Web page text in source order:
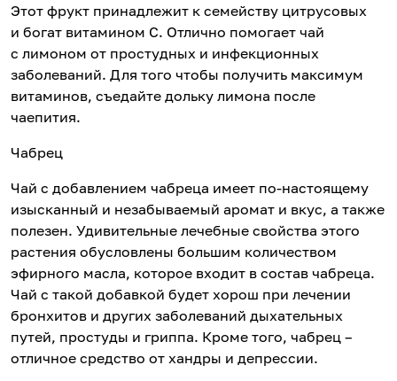
Этот фрукт принадлежит к семейству цитрусовых
и богат витамином С. Отлично помогает чай
с лимоном от простудных и инфекционных
заболеваний. Для того чтобы получить максимум
витаминов, съедайте дольку лимона после
чаепития.
Чабрец
Чай с добавлением чабреца имеет по-настоящему
изысканный и незабываемый аромат и вкус, а также
полезен. Удивительные лечебные свойства этого
растения обусловлены большим количеством
эфирного масла, которое входит в состав чабреца.
Чай с такой добавкой будет хорош при лечении
бронхитов и других заболеваний дыхательных
путей, простуды и гриппа. Кроме того, чабрец –
отличное средство от хандры и депрессии.